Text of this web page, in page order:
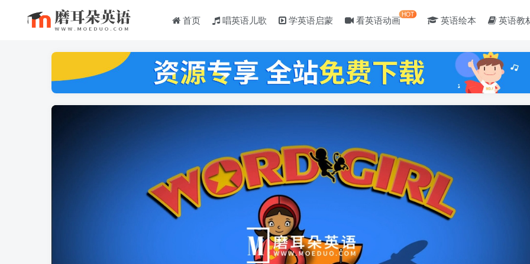
首页 唱英语儿歌 学英语启蒙 看英语动画HOT 英语绘本 英语教